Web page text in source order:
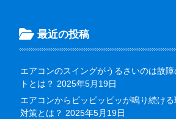
最近の投稿
エアコンのスイングがうるさいのは故
トとは？ 2025年5月19日
エアコンからピッピッピッが鳴り続け
対策とは？ 2025年5月19日